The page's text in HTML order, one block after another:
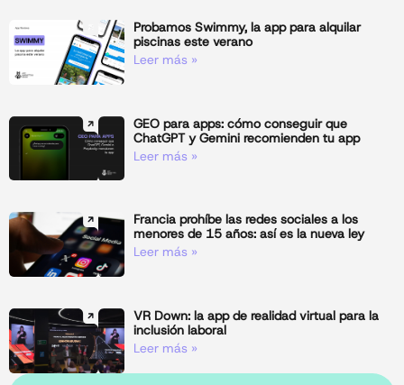
Probamos Swimmy, la app para alquilar
piscinas este verano
Leer más »
GEO para apps: cómo conseguir que
ChatGPT y Gemini recomienden tu app
Leer más »
Francia prohíbe las redes sociales a los
menores de 15 años: así es la nueva ley
Leer más »
VR Down: la app de realidad virtual para la
inclusión laboral
Leer más »